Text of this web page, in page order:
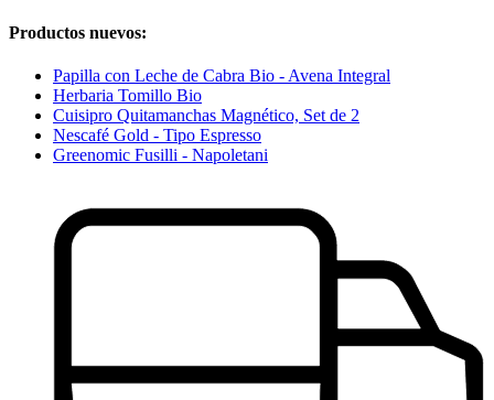
Productos nuevos:
Papilla con Leche de Cabra Bio - Avena Integral
Herbaria Tomillo Bio
Cuisipro Quitamanchas Magnético, Set de 2
Nescafé Gold - Tipo Espresso
Greenomic Fusilli - Napoletani